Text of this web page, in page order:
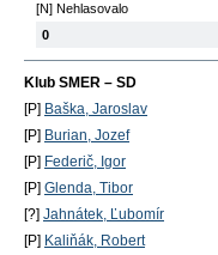
[N] Nehlasovalo
0
Klub SMER – SD
[P] Baška, Jaroslav
[P] Burian, Jozef
[P] Federič, Igor
[P] Glenda, Tibor
[?] Jahnátek, Ľubomír
[P] Kaliňák, Robert